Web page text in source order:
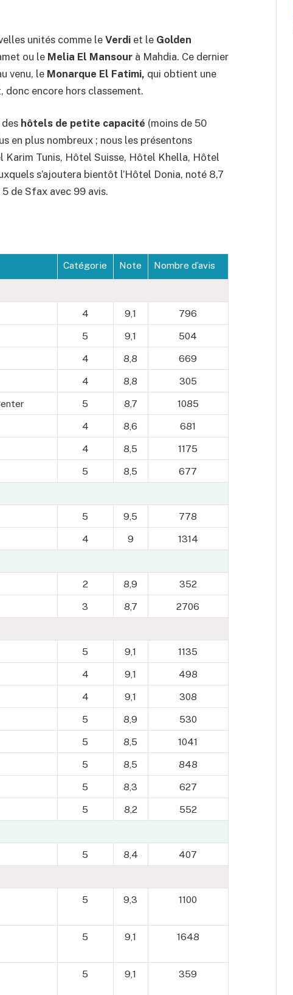
unités comme leVerdi et le Golden
ou le Melia El Mansour à Mahdia. Ce dernier
venu, le Monarque El Fatimi, qui obtient une
donc encore hors classement.
hôtels de petite capacité (moins de 50
en plus nombreux ; nous les présentons
Karim Tunis, Hôtel Suisse, Hôtel Khella, Hôtel
s’ajoutera bientôt l’Hôtel Donia, noté 8,7
de Sfax avec 99 avis.
Catégorie Note Nombre d’avis
4 9,1 796
5 9,1 504
4 8,8 669
4 8,8 305
5 8,7 1085
4 8,6 681
4 8,5 1175
5 8,5 677
5 9,5 778
4 9 1314
2 8,9 352
3 8,7 2706
5 9,1 1135
4 9,1 498
4 9,1 308
5 8,9 530
5 8,5 1041
5 8,5 848
5 8,3 627
5 8,2 552
5 8,4 407
5 9,3 1100
5 9,1 1648
5 9,1 359